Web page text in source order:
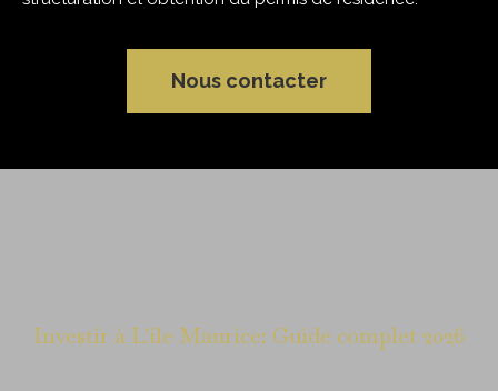
Nous contacter
Investir à L'ile Maurice: Guide complet 2026